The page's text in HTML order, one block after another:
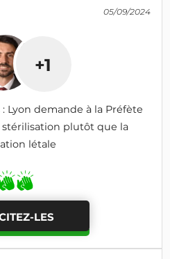
05/09/2024
+1
Lyon demande à la Préfète
plutôt que la
létale
LES